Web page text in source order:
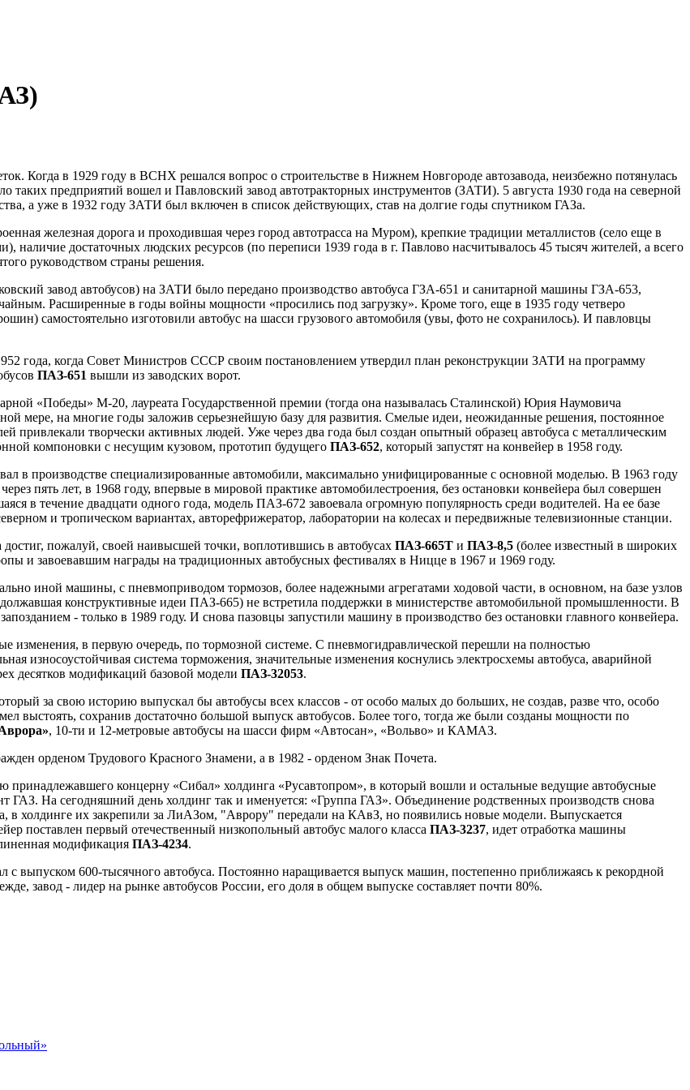
Когда в 1929 году в ВСНХ решался вопрос о строительстве в Нижнем Новгороде автозавода, неизбежно потянулась
таких предприятий вошел и Павловский завод автотракторных инструментов (ЗАТИ). 5 августа 1930 года на северной
а уже в 1932 году ЗАТИ был включен в список действующих, став на долгие годы спутником ГАЗа.
железная дорога и проходившая через город автотрасса на Муром), крепкие традиции металлистов (село еще в
достаточных людских ресурсов (по переписи 1939 года в г. Павлово насчитывалось 45 тысяч жителей, а всего
руководством страны решения.
завод автобусов) на ЗАТИ было передано производство автобуса ГЗА-651 и санитарной машины ГЗА-653,
Расширенные в годы войны мощности «просились под загрузку». Кроме того, еще в 1935 году четверо
самостоятельно изготовили автобус на шасси грузового автомобиля (увы, фото не сохранилось). И павловцы
года, когда Совет Министров СССР своим постановлением утвердил план реконструкции ЗАТИ на программу
ПАЗ-651 вышли из заводских ворот.
«Победы» М-20, лауреата Государственной премии (тогда она называлась Сталинской) Юрия Наумовича
мере, на многие годы заложив серьезнейшую базу для развития. Смелые идеи, неожиданные решения, постоянное
привлекали творчески активных людей. Уже через два года был создан опытный образец автобуса с металлическим
компоновки с несущим кузовом, прототип будущего ПАЗ-652, который запустят на конвейер в 1958 году.
в производстве специализированные автомобили, максимально унифицированные с основной моделью. В 1963 году
пять лет, в 1968 году, впервые в мировой практике автомобилестроения, без остановки конвейера был совершен
в течение двадцати одного года, модель ПАЗ-672 завоевала огромную популярность среди водителей. На ее базе
и тропическом вариантах, авторефрижератор, лаборатории на колесах и передвижные телевизионные станции.
пожалуй, своей наивысшей точки, воплотившись в автобусах ПАЗ-665T и ПАЗ-8,5 (более известный в широких
и завоевавшим награды на традиционных автобусных фестивалях в Ницце в 1967 и 1969 году.
иной машины, с пневмоприводом тормозов, более надежными агрегатами ходовой части, в основном, на базе узлов
конструктивные идеи ПАЗ-665) не встретила поддержки в министерстве автомобильной промышленности. В
- только в 1989 году. И снова пазовцы запустили машину в производство без остановки главного конвейера.
изменения, в первую очередь, по тормозной системе. С пневмогидравлической перешли на полностью
износоустойчивая система торможения, значительные изменения коснулись электросхемы автобуса, аварийной
десятков модификаций базовой модели ПАЗ-32053.
за свою историю выпускал бы автобусы всех классов - от особо малых до больших, не создав, разве что, особо
выстоять, сохранив достаточно большой выпуск автобусов. Более того, тогда же были созданы мощности по
, 10-ти и 12-метровые автобусы на шасси фирм «Автосан», «Вольво» и КАМАЗ.
орденом Трудового Красного Знамени, а в 1982 - орденом Знак Почета.
принадлежавшего концерну «Сибал» холдинга «Русавтопром», в который вошли и остальные ведущие автобусные
На сегодняшний день холдинг так и именуется: «Группа ГАЗ». Объединение родственных производств снова
холдинге их закрепили за ЛиАЗом, "Аврору" передали на КАвЗ, но появились новые модели. Выпускается
поставлен первый отечественный низкопольный автобус малого класса ПАЗ-3237, идет отработка машины
модификация ПАЗ-4234.
с выпуском 600-тысячного автобуса. Постоянно наращивается выпуск машин, постепенно приближаясь к рекордной
завод - лидер на рынке автобусов России, его доля в общем выпуске составляет почти 80%.